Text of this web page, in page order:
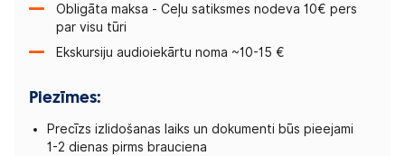
Obligāta maksa - Ceļu satiksmes nodeva 10€ pers
par visu tūri
Ekskursiju audioiekārtu noma ~10-15 €
Piezīmes:
Precīzs izlidošanas laiks un dokumenti būs pieejami
1-2 dienas pirms brauciena